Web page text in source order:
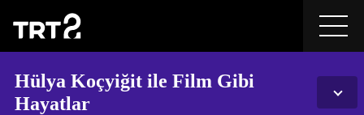
Hülya Koçyiğit ile Film Gibi
Hayatlar